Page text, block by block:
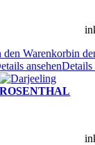
den Warenkorbin
ansehenDetails
ROSENTHAL